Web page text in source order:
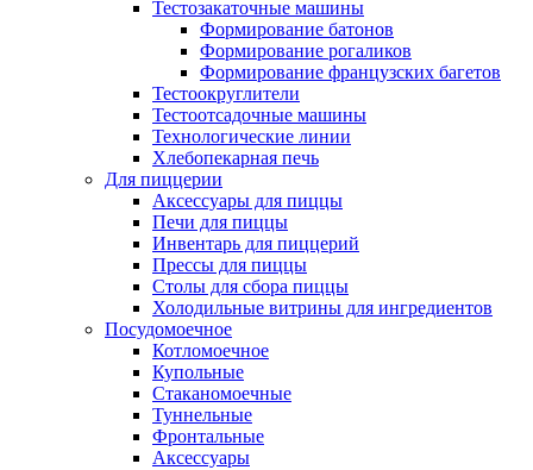
Тестозакаточные машины
Формирование батонов
Формирование рогаликов
Формирование французских багетов
Тестоокруглители
Тестоотсадочные машины
Технологические линии
Хлебопекарная печь
Для пиццерии
Аксессуары для пиццы
Печи для пиццы
Инвентарь для пиццерий
Прессы для пиццы
Столы для сбора пиццы
Холодильные витрины для ингредиентов
Посудомоечное
Котломоечное
Купольные
Стаканомоечные
Туннельные
Фронтальные
Аксессуары